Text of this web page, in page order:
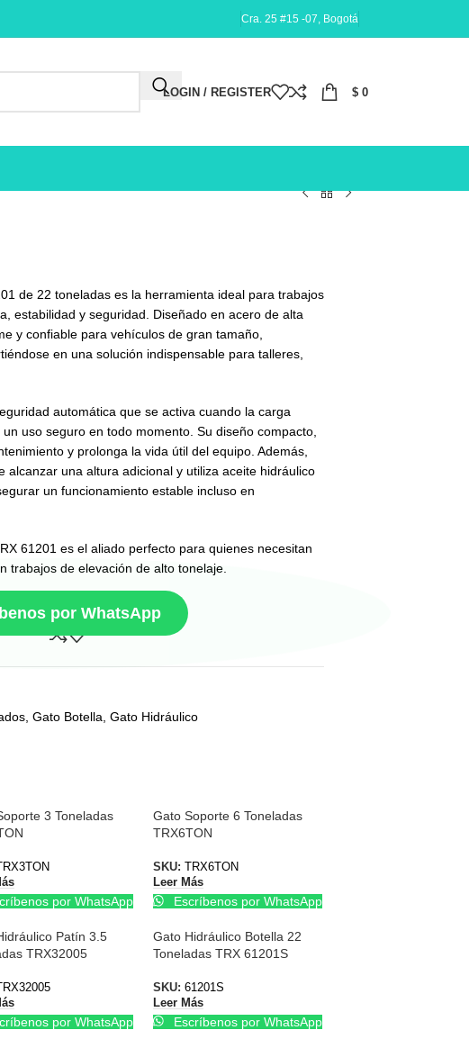
Cra. 25 #15 -07, Bogotá
LOGIN / REGISTER $ 0
de 22 toneladas es la herramienta ideal para trabajos
estabilidad y seguridad. Diseñado en acero de alta
y confiable para vehículos de gran tamaño,
en una solución indispensable para talleres,
automática que se activa cuando la carga
uso seguro en todo momento. Su diseño compacto,
y prolonga la vida útil del equipo. Además,
alcanzar una altura adicional y utiliza aceite hidráulico
un funcionamiento estable incluso en
61201 es el aliado perfecto para quienes necesitan
trabajos de elevación de alto tonelaje.
por WhatsApp
Gato Botella Gato Hidráulico
3 Toneladas
TRX3TON
por WhatsApp
Gato Soporte 6 Toneladas
TRX6TON
SKU:
TRX6TON
Leer Más
Escríbenos por WhatsApp
Patín 3.5
TRX32005
TRX32005
por WhatsApp
Gato Hidráulico Botella 22
Toneladas TRX 61201S
SKU: 61201S
Leer Más
Escríbenos por WhatsApp